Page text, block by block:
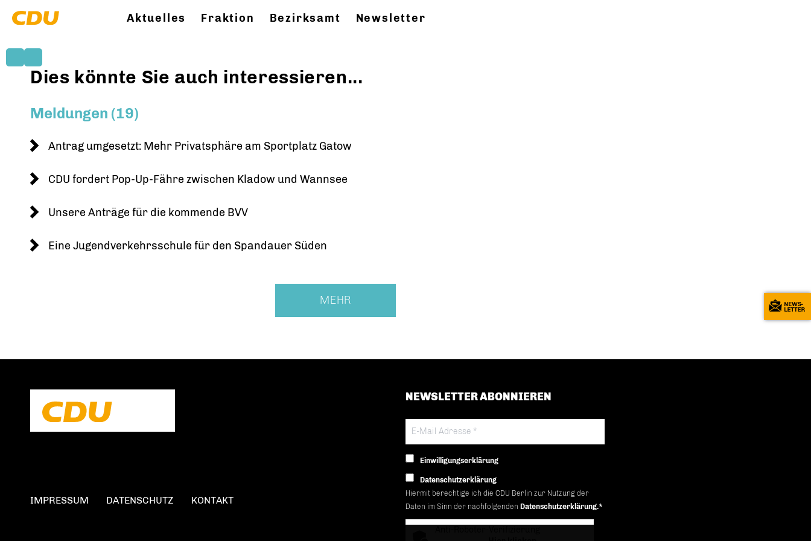
Aktuelles Fraktion Bezirksamt Newsletter
Dies könnte Sie auch interessieren...
Meldungen (19)
Antrag umgesetzt: Mehr Privatsphäre am Sportplatz Gatow
CDU fordert Pop-Up-Fähre zwischen Kladow und Wannsee
Unsere Anträge für die kommende BVV
Eine Jugendverkehrsschule für den Spandauer Süden
MEHR
IMPRESSUM DATENSCHUTZ KONTAKT
NEWSLETTER ABONNIEREN
Einwilligungserklärung
Datenschutzerklärung
Hiermit berechtige ich die CDU Berlin zur Nutzung der
Daten im Sinn der nachfolgenden Datenschutzerklärung.*